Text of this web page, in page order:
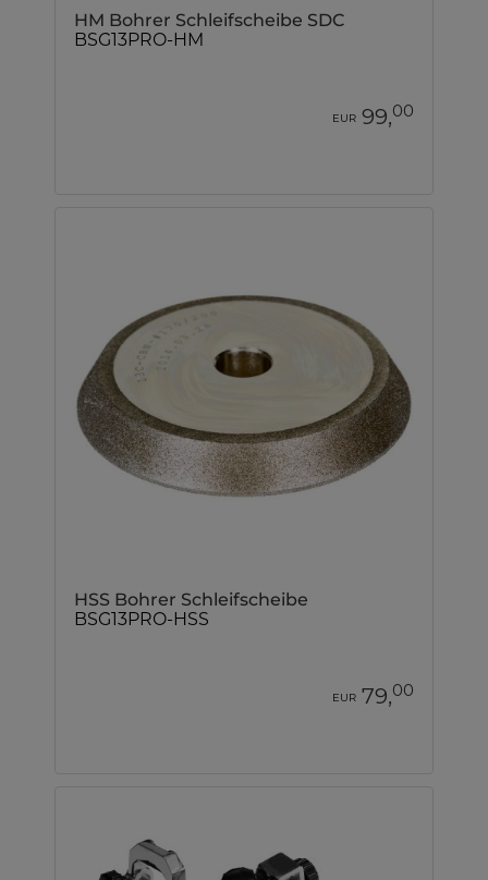
HM Bohrer Schleifscheibe SDC
BSG13PRO-HM
EUR 99,00
HSS Bohrer Schleifscheibe
BSG13PRO-HSS
EUR 79,00